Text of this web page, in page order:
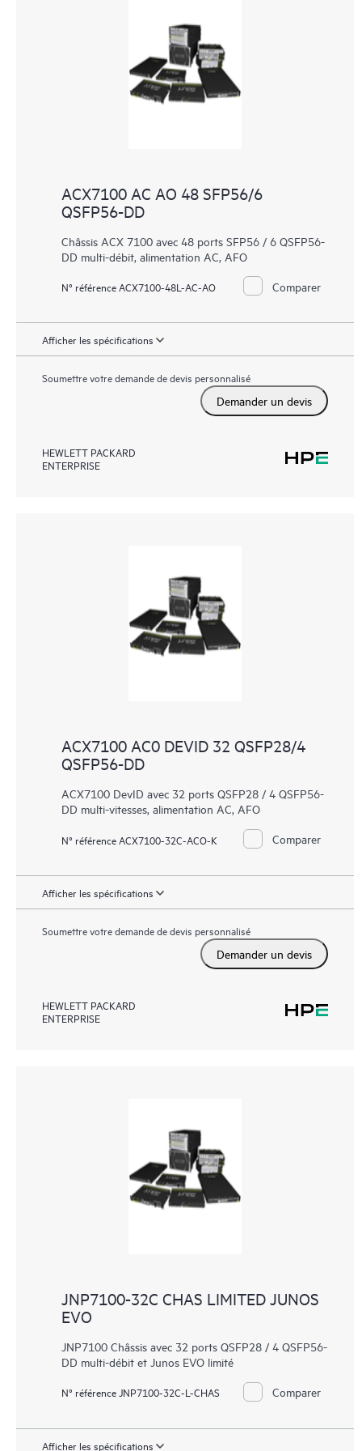
ACX7100 AC AO 48 SFP56/6
QSFP56-DD
Châssis ACX 7100 avec 48 ports SFP56 / 6 QSFP56-
DD multi-débit, alimentation AC, AFO
N° référence ACX7100-48L-AC-AO Comparer
Afficher les spécifications
Soumettre votre demande de devis personnalisé
Demander un devis
HEWLETT PACKARD
ENTERPRISE
ACX7100 AC0 DEVID 32 QSFP28/4
QSFP56-DD
ACX7100 DevID avec 32 ports QSFP28 / 4 QSFP56-
DD multi-vitesses, alimentation AC, AFO
N° référence ACX7100-32C-ACO-K Comparer
Afficher les spécifications
Soumettre votre demande de devis personnalisé
Demander un devis
HEWLETT PACKARD
ENTERPRISE
JNP7100-32C CHAS LIMITED JUNOS
EVO
JNP7100 Châssis avec 32 ports QSFP28 / 4 QSFP56-
DD multi-débit et Junos EVO limité
N° référence JNP7100-32C-L-CHAS Comparer
Afficher les spécifications